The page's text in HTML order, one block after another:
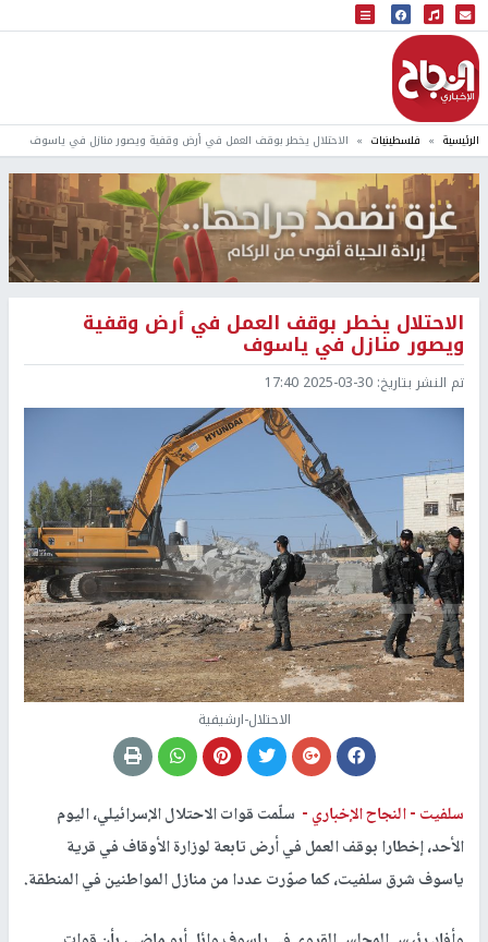
البث المباشر
إذاعة النجاح
الرئيسية فلسطينيات الاحتلال يخطر بوقف العمل في أرض وقفية ويصور منازل في ياسوف
الاحتلال يخطر بوقف العمل في أرض وقفية
ويصور منازل في ياسوف
تم النشر بتاريخ: 2025-03-30 17:40
الاحتلال-ارشيفية
سلفيت -النجاح الإخباري - سلّمت قوات الاحتلال الإسرائيلي، اليوم
الأحد، إخطارا بوقف العمل في أرض تابعة لوزارة الأوقاف في قرية
ياسوف شرق سلفيت، كما صوّرت عددا من منازل المواطنين في المنطقة.